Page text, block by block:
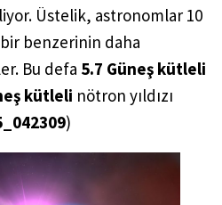
Üstelik, astronomlar 10
bir benzerinin daha
Bu defa 5.7 Güneş kütleli
kütleli nötron yıldızı
)